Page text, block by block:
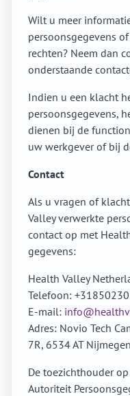
Wilt u meer
persoonsgegevens
rechten? Neem dan
onderstaande
Indien u een klacht
persoonsgegevens,
dienen bij de
uw werkgever of bij
Contact
Als u vragen of
Valley verwerkte
contact op met
gegevens:
Health Valley
Telefoon:
E-mail:
Adres: Novio Tech
7R, 6534 AT Nijmegen
De toezichthouder
Autoriteit